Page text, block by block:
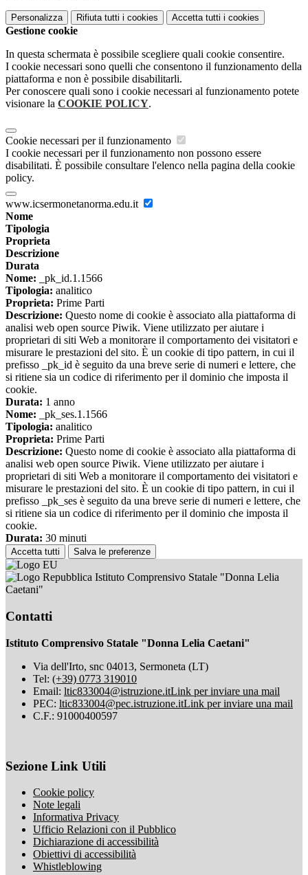
Personalizza Rifiuta tutti i cookies Accetta tutti i cookies
Gestione cookie
In questa schermata è possibile scegliere quali cookie consentire.
I cookie necessari sono quelli che consentono il funzionamento della
piattaforma e non è possibile disabilitarli.
Per conoscere quali sono i cookie necessari al funzionamento potete
visionare la COOKIE POLICY.
Cookie necessari per il funzionamento
I cookie necessari per il funzionamento non possono essere
disabilitati. È possibile consultare l'elenco nella pagina della cookie
policy.
www.icsermonetanorma.edu.it
Nome
Tipologia
Proprieta
Descrizione
Durata
Nome: _pk_id.1.1566
Tipologia: analitico
Proprieta: Prime Parti
Descrizione: Questo nome di cookie è associato alla piattaforma di
analisi web open source Piwik. Viene utilizzato per aiutare i
proprietari di siti Web a monitorare il comportamento dei visitatori e
misurare le prestazioni del sito. È un cookie di tipo pattern, in cui il
prefisso _pk_id è seguito da una breve serie di numeri e lettere, che
si ritiene sia un codice di riferimento per il dominio che imposta il
cookie.
Durata: 1 anno
Nome: _pk_ses.1.1566
Tipologia: analitico
Proprieta: Prime Parti
Descrizione: Questo nome di cookie è associato alla piattaforma di
analisi web open source Piwik. Viene utilizzato per aiutare i
proprietari di siti Web a monitorare il comportamento dei visitatori e
misurare le prestazioni del sito. È un cookie di tipo pattern, in cui il
prefisso _pk_ses è seguito da una breve serie di numeri e lettere, che
si ritiene sia un codice di riferimento per il dominio che imposta il
cookie.
Durata: 30 minuti
Accetta tutti Salva le preferenze
Istituto Comprensivo Statale "Donna Lelia
Caetani"
Contatti
Istituto Comprensivo Statale "Donna Lelia Caetani"
Via dell'Irto, snc 04013, Sermoneta (LT)
Tel: (+39) 0773 319010
Email: ltic833004@istruzione.itLink per inviare una mail
PEC: ltic833004@pec.istruzione.itLink per inviare una mail
C.F.: 91000400597
Sezione Link Utili
Cookie policy
Note legali
Informativa Privacy
Ufficio Relazioni con il Pubblico
Dichiarazione di accessibilità
Obiettivi di accessibilità
Whistleblowing